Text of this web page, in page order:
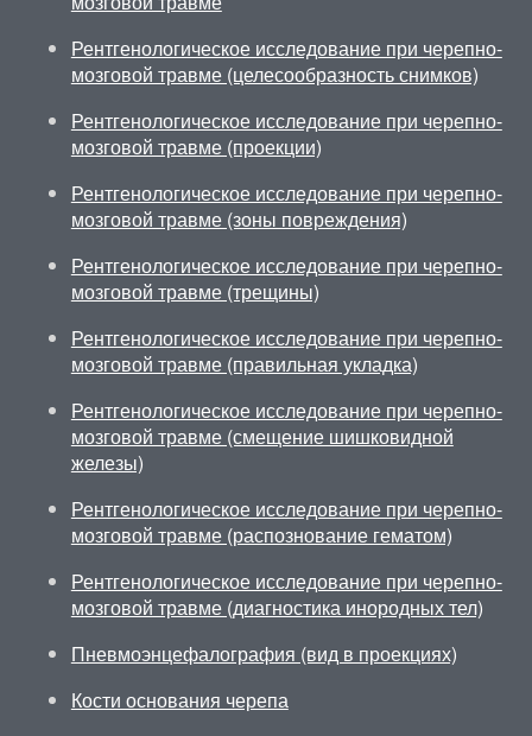
Рентгенологическое исследование при черепно-
мозговой травме (целесообразность снимков)
Рентгенологическое исследование при черепно-
мозговой травме (проекции)
Рентгенологическое исследование при черепно-
мозговой травме (зоны повреждения)
Рентгенологическое исследование при черепно-
мозговой травме (трещины)
Рентгенологическое исследование при черепно-
мозговой травме (правильная укладка)
Рентгенологическое исследование при черепно-
мозговой травме (смещение шишковидной
железы)
Рентгенологическое исследование при черепно-
мозговой травме (распознование гематом)
Рентгенологическое исследование при черепно-
мозговой травме (диагностика инородных тел)
Пневмоэнцефалография (вид в проекциях)
Кости основания черепа